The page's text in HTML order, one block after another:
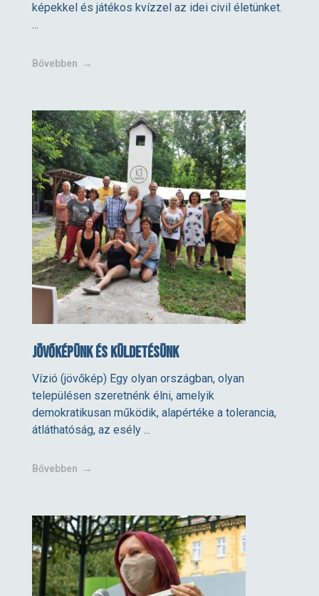
képekkel és játékos kvízzel az idei civil életünket.
...
Bővebben
Jövőképünk és küldetésünk
Vízió (jövőkép) Egy olyan országban, olyan
településen szeretnénk élni, amelyik
demokratikusan működik, alapértéke a tolerancia,
átláthatóság, az esély ...
Bővebben